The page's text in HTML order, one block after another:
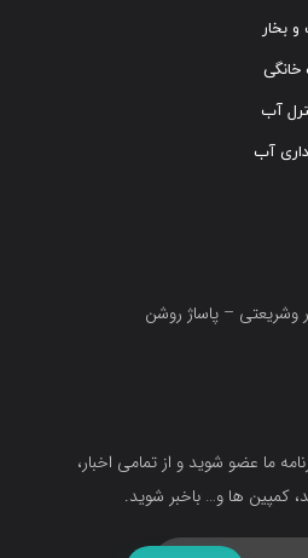
بخار
آب
آب
وشریعتی – پاساژ روشن
ما عضو شوید و از تمامی اخبار،
کمپین ها و… باخبر شوید.